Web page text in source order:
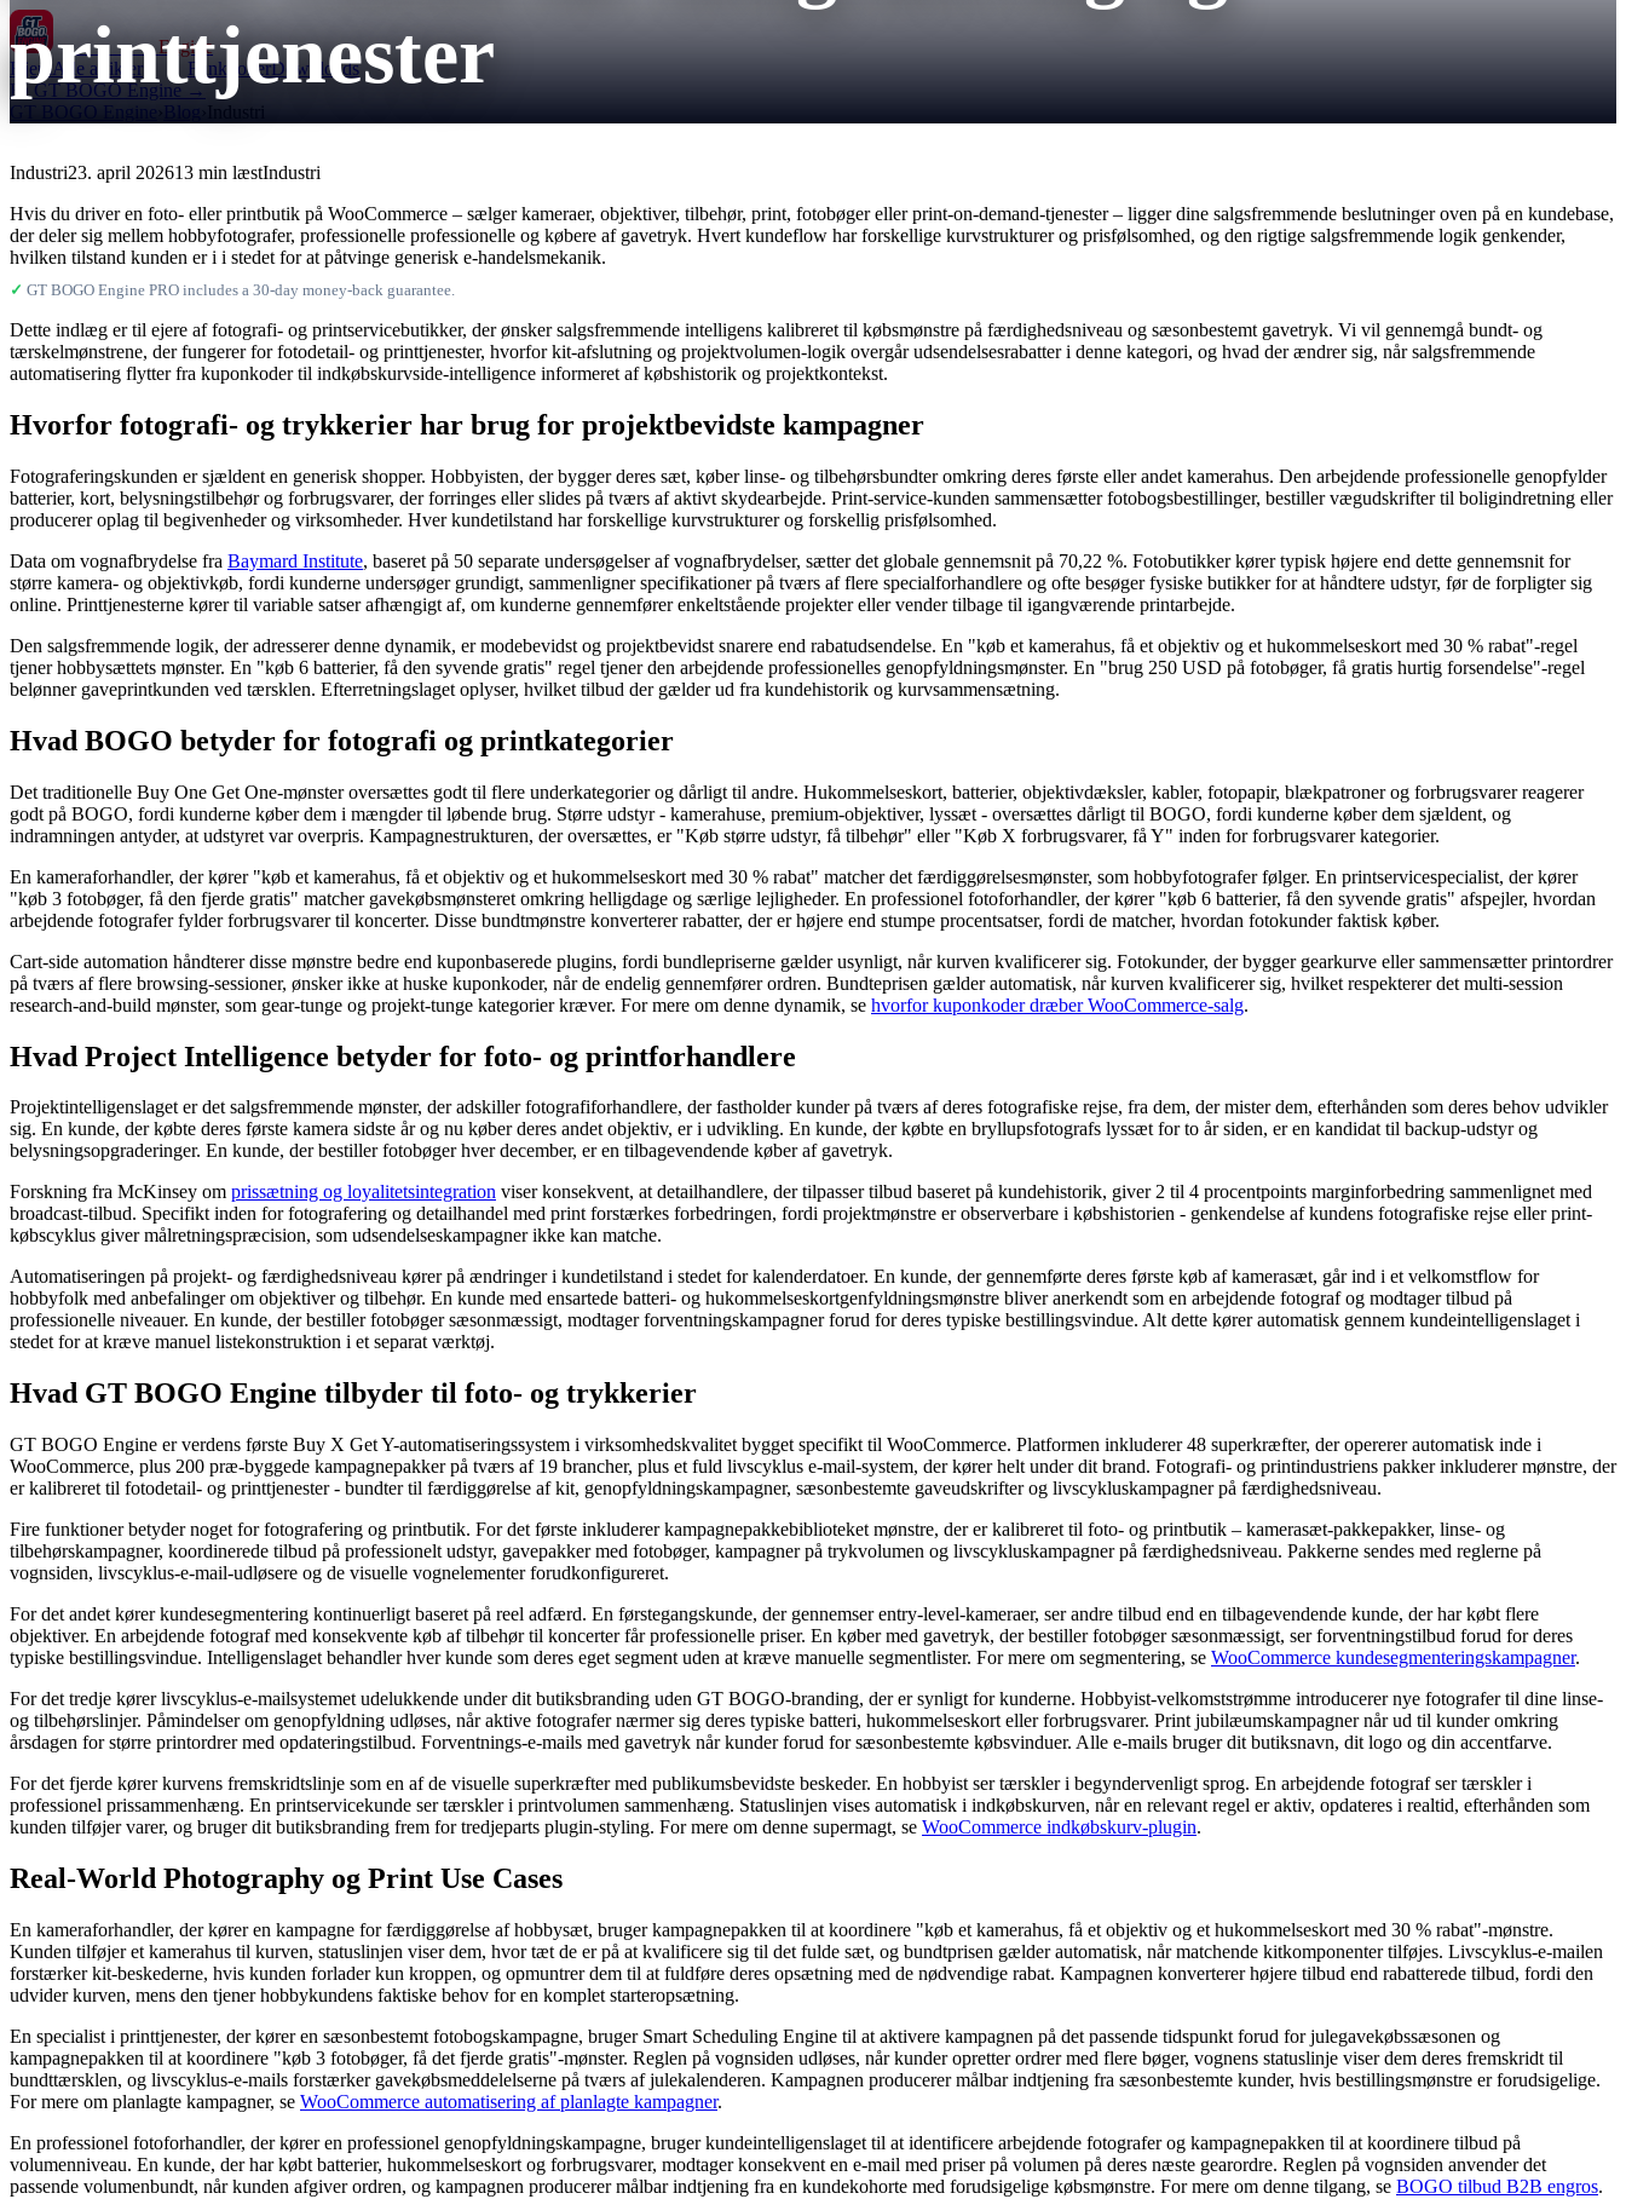
GT BOGOEngine
HjemAlle artikler FunktionerDownloads
Få GT BOGO Engine →
GT BOGO Engine ›Blog ›Industri
printtjenester
Industri23. april 202613 min læstIndustri
Hvis du driver en foto- eller printbutik på WooCommerce – sælger kameraer, objektiver, tilbehør, print, fotobøger eller print-on-demand-tjenester – ligger dine salgsfremmende beslutninger oven på en kundebase,
der deler sig mellem hobbyfotografer, professionelle professionelle og købere af gavetryk. Hvert kundeflow har forskellige kurvstrukturer og prisfølsomhed, og den rigtige salgsfremmende logik genkender,
hvilken tilstand kunden er i i stedet for at påtvinge generisk e-handelsmekanik.
✓ GT BOGO Engine PRO includes a 30-day money-back guarantee.
Dette indlæg er til ejere af fotografi- og printservicebutikker, der ønsker salgsfremmende intelligens kalibreret til købsmønstre på færdighedsniveau og sæsonbestemt gavetryk. Vi vil gennemgå bundt- og
tærskelmønstrene, der fungerer for fotodetail- og printtjenester, hvorfor kit-afslutning og projektvolumen-logik overgår udsendelsesrabatter i denne kategori, og hvad der ændrer sig, når salgsfremmende
automatisering flytter fra kuponkoder til indkøbskurvside-intelligence informeret af købshistorik og projektkontekst.
Hvorfor fotografi- og trykkerier har brug for projektbevidste kampagner
Fotograferingskunden er sjældent en generisk shopper. Hobbyisten, der bygger deres sæt, køber linse- og tilbehørsbundter omkring deres første eller andet kamerahus. Den arbejdende professionelle genopfylder
batterier, kort, belysningstilbehør og forbrugsvarer, der forringes eller slides på tværs af aktivt skydearbejde. Print-service-kunden sammensætter fotobogsbestillinger, bestiller vægudskrifter til boligindretning eller
producerer oplag til begivenheder og virksomheder. Hver kundetilstand har forskellige kurvstrukturer og forskellig prisfølsomhed.
Data om vognafbrydelse fra Baymard Institute, baseret på 50 separate undersøgelser af vognafbrydelser, sætter det globale gennemsnit på 70,22 %. Fotobutikker kører typisk højere end dette gennemsnit for
større kamera- og objektivkøb, fordi kunderne undersøger grundigt, sammenligner specifikationer på tværs af flere specialforhandlere og ofte besøger fysiske butikker for at håndtere udstyr, før de forpligter sig
online. Printtjenesterne kører til variable satser afhængigt af, om kunderne gennemfører enkeltstående projekter eller vender tilbage til igangværende printarbejde.
Den salgsfremmende logik, der adresserer denne dynamik, er modebevidst og projektbevidst snarere end rabatudsendelse. En "køb et kamerahus, få et objektiv og et hukommelseskort med 30 % rabat"-regel
tjener hobbysættets mønster. En "køb 6 batterier, få den syvende gratis" regel tjener den arbejdende professionelles genopfyldningsmønster. En "brug 250 USD på fotobøger, få gratis hurtig forsendelse"-regel
belønner gaveprintkunden ved tærsklen. Efterretningslaget oplyser, hvilket tilbud der gælder ud fra kundehistorik og kurvsammensætning.
Hvad BOGO betyder for fotografi og printkategorier
Det traditionelle Buy One Get One-mønster oversættes godt til flere underkategorier og dårligt til andre. Hukommelseskort, batterier, objektivdæksler, kabler, fotopapir, blækpatroner og forbrugsvarer reagerer
godt på BOGO, fordi kunderne køber dem i mængder til løbende brug. Større udstyr - kamerahuse, premium-objektiver, lyssæt - oversættes dårligt til BOGO, fordi kunderne køber dem sjældent, og
indramningen antyder, at udstyret var overpris. Kampagnestrukturen, der oversættes, er "Køb større udstyr, få tilbehør" eller "Køb X forbrugsvarer, få Y" inden for forbrugsvarer kategorier.
En kameraforhandler, der kører "køb et kamerahus, få et objektiv og et hukommelseskort med 30 % rabat" matcher det færdiggørelsesmønster, som hobbyfotografer følger. En printservicespecialist, der kører
"køb 3 fotobøger, få den fjerde gratis" matcher gavekøbsmønsteret omkring helligdage og særlige lejligheder. En professionel fotoforhandler, der kører "køb 6 batterier, få den syvende gratis" afspejler, hvordan
arbejdende fotografer fylder forbrugsvarer til koncerter. Disse bundtmønstre konverterer rabatter, der er højere end stumpe procentsatser, fordi de matcher, hvordan fotokunder faktisk køber.
Cart-side automation håndterer disse mønstre bedre end kuponbaserede plugins, fordi bundlepriserne gælder usynligt, når kurven kvalificerer sig. Fotokunder, der bygger gearkurve eller sammensætter printordrer
på tværs af flere browsing-sessioner, ønsker ikke at huske kuponkoder, når de endelig gennemfører ordren. Bundteprisen gælder automatisk, når kurven kvalificerer sig, hvilket respekterer det multi-session
research-and-build mønster, som gear-tunge og projekt-tunge kategorier kræver. For mere om denne dynamik, se hvorfor kuponkoder dræber WooCommerce-salg.
Hvad Project Intelligence betyder for foto- og printforhandlere
Projektintelligenslaget er det salgsfremmende mønster, der adskiller fotografiforhandlere, der fastholder kunder på tværs af deres fotografiske rejse, fra dem, der mister dem, efterhånden som deres behov udvikler
sig. En kunde, der købte deres første kamera sidste år og nu køber deres andet objektiv, er i udvikling. En kunde, der købte en bryllupsfotografs lyssæt for to år siden, er en kandidat til backup-udstyr og
belysningsopgraderinger. En kunde, der bestiller fotobøger hver december, er en tilbagevendende køber af gavetryk.
Forskning fra McKinsey om prissætning og loyalitetsintegration viser konsekvent, at detailhandlere, der tilpasser tilbud baseret på kundehistorik, giver 2 til 4 procentpoints marginforbedring sammenlignet med
broadcast-tilbud. Specifikt inden for fotografering og detailhandel med print forstærkes forbedringen, fordi projektmønstre er observerbare i købshistorien - genkendelse af kundens fotografiske rejse eller print-
købscyklus giver målretningspræcision, som udsendelseskampagner ikke kan matche.
Automatiseringen på projekt- og færdighedsniveau kører på ændringer i kundetilstand i stedet for kalenderdatoer. En kunde, der gennemførte deres første køb af kamerasæt, går ind i et velkomstflow for
hobbyfolk med anbefalinger om objektiver og tilbehør. En kunde med ensartede batteri- og hukommelseskortgenfyldningsmønstre bliver anerkendt som en arbejdende fotograf og modtager tilbud på
professionelle niveauer. En kunde, der bestiller fotobøger sæsonmæssigt, modtager forventningskampagner forud for deres typiske bestillingsvindue. Alt dette kører automatisk gennem kundeintelligenslaget i
stedet for at kræve manuel listekonstruktion i et separat værktøj.
Hvad GT BOGO Engine tilbyder til foto- og trykkerier
GT BOGO Engine er verdens første Buy X Get Y-automatiseringssystem i virksomhedskvalitet bygget specifikt til WooCommerce. Platformen inkluderer 48 superkræfter, der opererer automatisk inde i
WooCommerce, plus 200 præ-byggede kampagnepakker på tværs af 19 brancher, plus et fuld livscyklus e-mail-system, der kører helt under dit brand. Fotografi- og printindustriens pakker inkluderer mønstre, der
er kalibreret til fotodetail- og printtjenester - bundter til færdiggørelse af kit, genopfyldningskampagner, sæsonbestemte gaveudskrifter og livscykluskampagner på færdighedsniveau.
Fire funktioner betyder noget for fotografering og printbutik. For det første inkluderer kampagnepakkebiblioteket mønstre, der er kalibreret til foto- og printbutik – kamerasæt-pakkepakker, linse- og
tilbehørskampagner, koordinerede tilbud på professionelt udstyr, gavepakker med fotobøger, kampagner på trykvolumen og livscykluskampagner på færdighedsniveau. Pakkerne sendes med reglerne på
vognsiden, livscyklus-e-mail-udløsere og de visuelle vognelementer forudkonfigureret.
For det andet kører kundesegmentering kontinuerligt baseret på reel adfærd. En førstegangskunde, der gennemser entry-level-kameraer, ser andre tilbud end en tilbagevendende kunde, der har købt flere
objektiver. En arbejdende fotograf med konsekvente køb af tilbehør til koncerter får professionelle priser. En køber med gavetryk, der bestiller fotobøger sæsonmæssigt, ser forventningstilbud forud for deres
typiske bestillingsvindue. Intelligenslaget behandler hver kunde som deres eget segment uden at kræve manuelle segmentlister. For mere om segmentering, se WooCommerce kundesegmenteringskampagner.
For det tredje kører livscyklus-e-mailsystemet udelukkende under dit butiksbranding uden GT BOGO-branding, der er synligt for kunderne. Hobbyist-velkomststrømme introducerer nye fotografer til dine linse-
og tilbehørslinjer. Påmindelser om genopfyldning udløses, når aktive fotografer nærmer sig deres typiske batteri, hukommelseskort eller forbrugsvarer. Print jubilæumskampagner når ud til kunder omkring
årsdagen for større printordrer med opdateringstilbud. Forventnings-e-mails med gavetryk når kunder forud for sæsonbestemte købsvinduer. Alle e-mails bruger dit butiksnavn, dit logo og din accentfarve.
For det fjerde kører kurvens fremskridtslinje som en af ​​de visuelle superkræfter med publikumsbevidste beskeder. En hobbyist ser tærskler i begyndervenligt sprog. En arbejdende fotograf ser tærskler i
professionel prissammenhæng. En printservicekunde ser tærskler i printvolumen sammenhæng. Statuslinjen vises automatisk i indkøbskurven, når en relevant regel er aktiv, opdateres i realtid, efterhånden som
kunden tilføjer varer, og bruger dit butiksbranding frem for tredjeparts plugin-styling. For mere om denne supermagt, se WooCommerce indkøbskurv-plugin.
Real-World Photography og Print Use Cases
En kameraforhandler, der kører en kampagne for færdiggørelse af hobbysæt, bruger kampagnepakken til at koordinere "køb et kamerahus, få et objektiv og et hukommelseskort med 30 % rabat"-mønstre.
Kunden tilføjer et kamerahus til kurven, statuslinjen viser dem, hvor tæt de er på at kvalificere sig til det fulde sæt, og bundtprisen gælder automatisk, når matchende kitkomponenter tilføjes. Livscyklus-e-mailen
forstærker kit-beskederne, hvis kunden forlader kun kroppen, og opmuntrer dem til at fuldføre deres opsætning med de nødvendige rabat. Kampagnen konverterer højere tilbud end rabatterede tilbud, fordi den
udvider kurven, mens den tjener hobbykundens faktiske behov for en komplet starteropsætning.
En specialist i printtjenester, der kører en sæsonbestemt fotobogskampagne, bruger Smart Scheduling Engine til at aktivere kampagnen på det passende tidspunkt forud for julegavekøbssæsonen og
kampagnepakken til at koordinere "køb 3 fotobøger, få det fjerde gratis"-mønster. Reglen på vognsiden udløses, når kunder opretter ordrer med flere bøger, vognens statuslinje viser dem deres fremskridt til
bundttærsklen, og livscyklus-e-mails forstærker gavekøbsmeddelelserne på tværs af julekalenderen. Kampagnen producerer målbar indtjening fra sæsonbestemte kunder, hvis bestillingsmønstre er forudsigelige.
For mere om planlagte kampagner, se WooCommerce automatisering af planlagte kampagner.
En professionel fotoforhandler, der kører en professionel genopfyldningskampagne, bruger kundeintelligenslaget til at identificere arbejdende fotografer og kampagnepakken til at koordinere tilbud på
volumenniveau. En kunde, der har købt batterier, hukommelseskort og forbrugsvarer, modtager konsekvent en e-mail med priser på volumen på deres næste gearordre. Reglen på vognsiden anvender det
passende volumenbundt, når kunden afgiver ordren, og kampagnen producerer målbar indtjening fra en kundekohorte med forudsigelige købsmønstre. For mere om denne tilgang, se BOGO tilbud B2B engros.